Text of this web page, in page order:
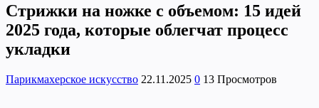
Стрижки на ножке с объемом: 15 идей
2025 года, которые облегчат процесс
укладки
Парикмахерское искусство 22.11.2025 0 13 Просмотров